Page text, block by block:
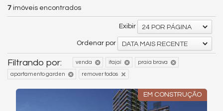
7 imóveis encontrados
Exibir 24 POR PÁGINA
Ordenar por DATA MAIS RECENTE
Filtrando por: venda itajaí praia brava
apartamento garden remover todos
EM CONSTRUÇÃO